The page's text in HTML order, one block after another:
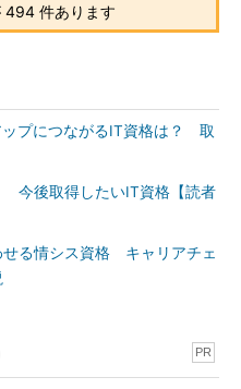
494 件あります
ップにつながるIT資格は？ 取
今後取得したいIT資格【読者
せる情シス資格 キャリアチェ
PR